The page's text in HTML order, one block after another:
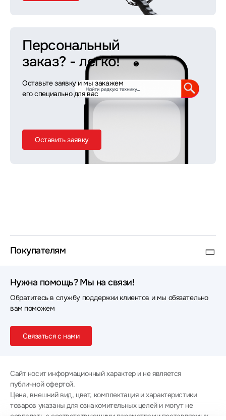
Персональный
заказ? - легко!
Оставьте заявку и мы закажем
его специально для вас
Оставить заявку
Покупателям
Нужна помощь? Мы на связи!
Обратитесь в службу поддержки клиентов и мы обязательно
вам поможем
Связаться с нами
Сайт носит информационный характер и не является
публичной офертой.
Цена, внешний вид, цвет, комплектация и характеристики
товаров указаны для ознакомительных целей и могут не
совпадать с соответствующими параметрами поставляемых